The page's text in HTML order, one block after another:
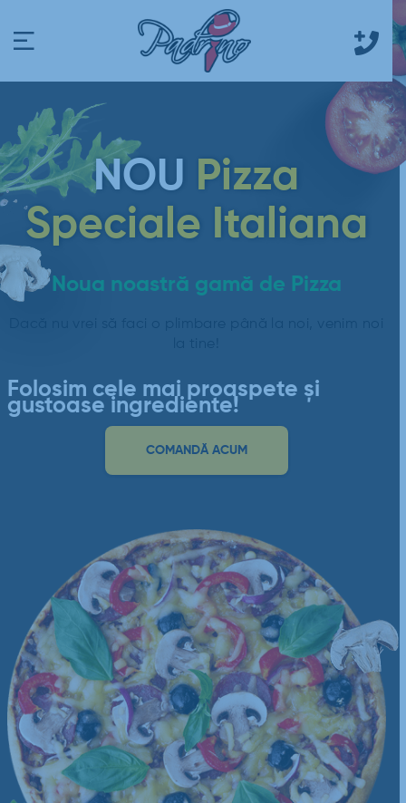
NOU Pizza
Speciale Italiana
Noua noastră gamă de Pizza
Folosim cele mai proaspete și
gustoase ingrediente!
COMANDĂ ACUM